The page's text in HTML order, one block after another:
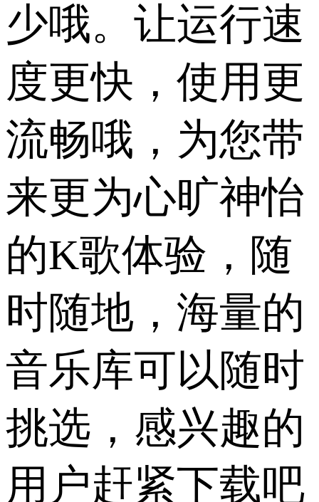
少哦。让运行速
度更快，使用更
流畅哦，为您带
来更为心旷神怡
的K歌体验，随
时随地，海量的
音乐库可以随时
挑选，感兴趣的
用户赶紧下载吧